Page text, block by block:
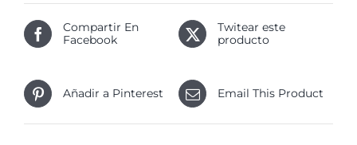
Compartir En
Facebook
Twitear este
producto
Añadir a Pinterest Email This Product